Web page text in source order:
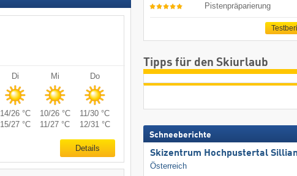
Di Mi Do
14/26 °C 10/26 °C
11/30 °C
15/27 °C 11/27 °C 12/31 °C
Details
Pistenpräparierung
Tipps für den Skiurlaub
Schneeberichte
Skizentrum Hochpustertal
Österreich